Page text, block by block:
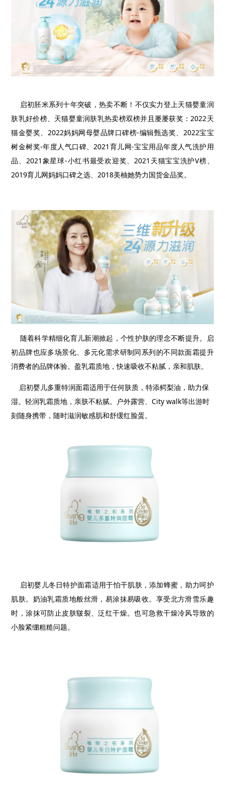
启初胚米系列十年突破，热卖不断！不仅实力登上天猫婴童润
肤乳好价榜、天猫婴童润肤乳热卖榜双榜并且屡屡获奖：2022天
猫金婴奖、 2022妈妈网母婴品牌口碑榜-编辑甄选奖、 2022宝宝
树金树奖-年度人气口碑、2021 育儿网-宝宝用品年度人气洗护用
品、 2021 象星球-小红书最受欢迎奖、2021 天猫宝宝洗护V榜、
2019育儿网妈妈口碑之选、2018美柚她势力国货金品奖。
随着科学精细化育儿新潮掀起，个性护肤的理念不断提升。
启
初品牌也应多场景化、多元化需求研制同系列的不同款面霜提升
消费者的品牌体验。盈乳霜质地，快速吸收不粘腻，亲和肌肤。
启初婴儿多重特润面霜适用于任何肤质，特添鳄梨油，助力保
湿。轻润乳霜质地，亲肤不粘腻。户外露营、City walk等出游时
刻随身携带，随时滋润敏感肌和舒缓红脸蛋。
启初婴儿冬日特护面霜适用于怕干肌肤，添加蜂蜜，助力呵护
肌肤。奶油乳霜质地般丝滑，易涂抹易吸收。享受北方滑雪乐趣
时，涂抹可防止皮肤皲裂、泛红干燥。也可急救干燥冷风导致的
小脸紧绷粗糙问题。